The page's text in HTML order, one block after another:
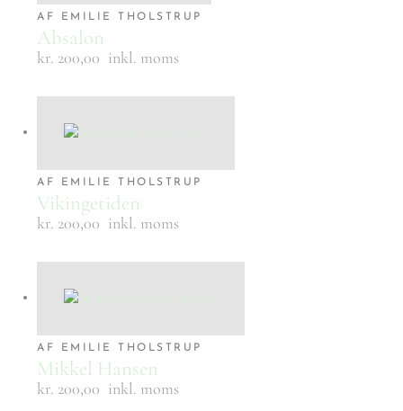
AF EMILIE THOLSTRUP
Absalon
kr. 200,00 inkl. moms
AF EMILIE THOLSTRUP
Vikingetiden
kr. 200,00 inkl. moms
AF EMILIE THOLSTRUP
Mikkel Hansen
kr. 200,00 inkl. moms